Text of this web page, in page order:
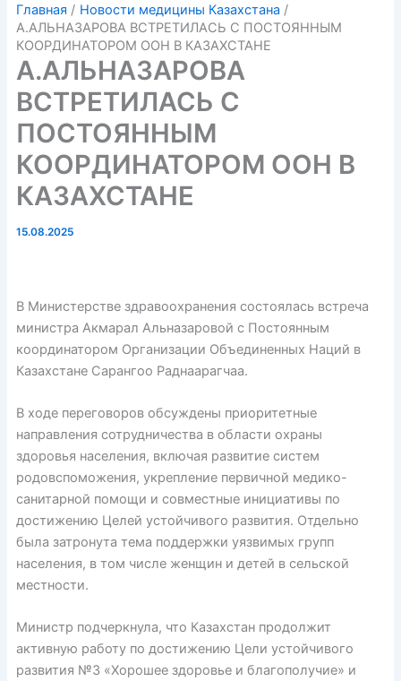
Главная
Новости медицины Казахстана
А.АЛЬНАЗАРОВА ВСТРЕТИЛАСЬ С ПОСТОЯННЫМ
КООРДИНАТОРОМ ООН В КАЗАХСТАНЕ
А.АЛЬНАЗАРОВА
ВСТРЕТИЛАСЬ С
ПОСТОЯННЫМ
КООРДИНАТОРОМ ООН В
КАЗАХСТАНЕ
15.08.2025
В Министерстве здравоохранения состоялась встреча
министра Акмарал Альназаровой с Постоянным
координатором Организации Объединенных Наций в
Казахстане Сарангоо Раднаарагчаа.
В ходе переговоров обсуждены приоритетные
направления сотрудничества в области охраны
здоровья населения, включая развитие систем
родовспоможения, укрепление первичной медико-
санитарной помощи и совместные инициативы по
достижению Целей устойчивого развития. Отдельно
была затронута тема поддержки уязвимых групп
населения, в том числе женщин и детей в сельской
местности.
Министр подчеркнула, что Казахстан продолжит
активную работу по достижению Цели устойчивого
развития №3 «Хорошее здоровье и благополучие» и